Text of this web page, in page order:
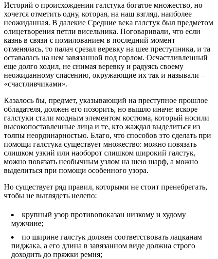
Историй о происхождении галстука богатое множество, но
хочется отметить одну, которая, на наш взгляд, наиболее
неожиданная. В далекие Средние века галстук был предметом
олицетворения петли висельника. Поговаривали, что если
казнь в связи с помилованием в последний момент
отменялась, то палач срезал веревку на шее преступника, и та
оставалась на нем завязанной под горлом. Осчастливленный
еще долго ходил, не снимая веревку и радуясь своему
неожиданному спасению, окружающие их так и называли –
«счастливчиками».
Казалось бы, предмет, указывающий на преступное прошлое
обладателя, должен его позорить, но вышло иначе: вскоре
галстуки стали модным элементом костюма, который носили
высокопоставленные лица и те, кто жаждал выделиться из
толпы неординарностью. Благо, что способов это сделать при
помощи галстука существует множество: можно повязать
слишком узкий или наоборот слишком широкий галстук,
можно повязать необычным узлом на шею шарф, а можно
выделиться при помощи особенного узора.
Но существует ряд правил, которыми не стоит пренебрегать,
чтобы не выглядеть нелепо:
крупный узор противопоказан низкому и худому
мужчине;
по ширине галстук должен соответствовать лацканам
пиджака, а его длина в завязанном виде должна строго
доходить до пряжки ремня;